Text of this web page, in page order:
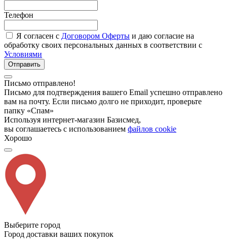
Телефон
Я согласен с Договором Оферты и даю согласие на
обработку своих персональных данных в соответствии с
Условиями
Отправить
Письмо отправлено!
Письмо для подтверждения вашего Email успешно отправлено
вам на почту. Если письмо долго не приходит, проверьте
папку «Спам»
Используя интернет-магазин Базисмед,
вы соглашаетесь с использованием файлов cookie
Хорошо
Выберите город
Город доставки ваших покупок